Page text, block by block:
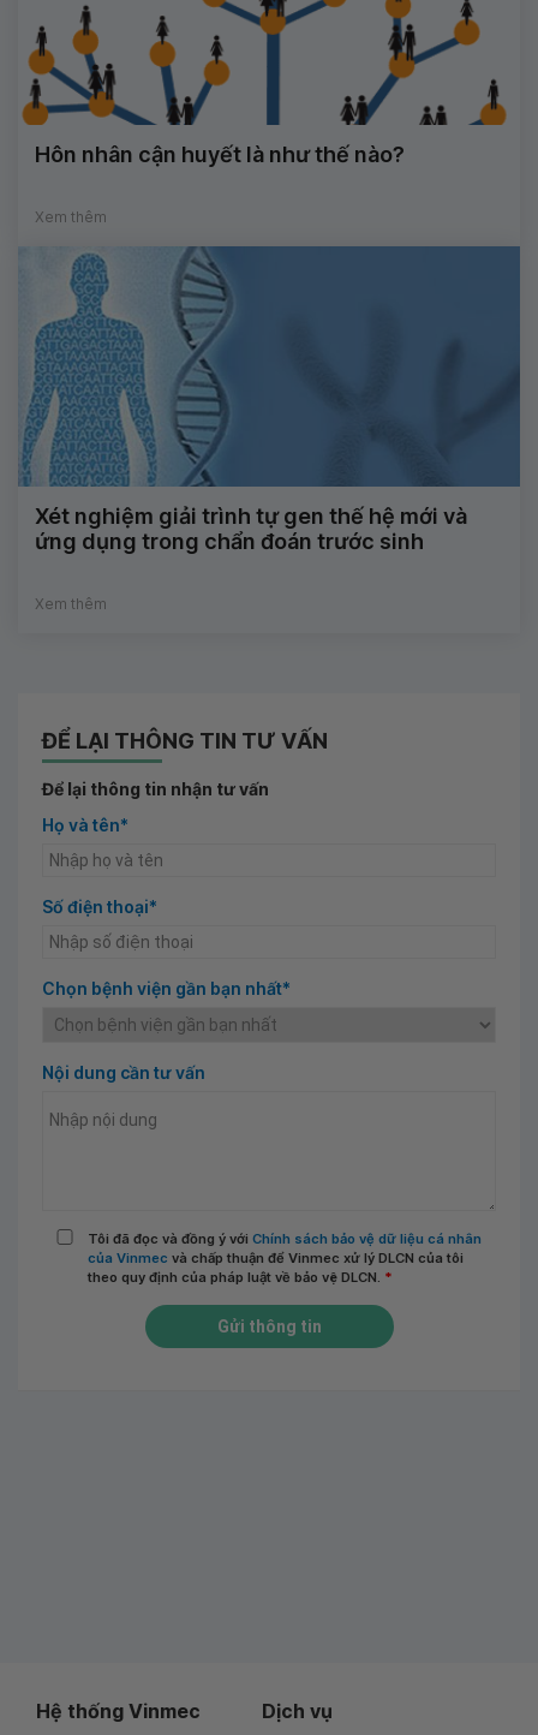
Hôn nhân cận huyết là như thế nào?
Xem thêm
Xét nghiệm giải trình tự gen thế hệ mới và
ứng dụng trong chẩn đoán trước sinh
Xem thêm
ĐỂ LẠI THÔNG TIN TƯ VẤN
Để lại thông tin nhận tư vấn
Họ và tên*
Số điện thoại*
Chọn bệnh viện gần bạn nhất*
Nội dung cần tư vấn
Tôi đã đọc và đồng ý với Chính sách bảo vệ dữ liệu cá nhân
của Vinmec và chấp thuận để Vinmec xử lý DLCN của tôi
theo quy định của pháp luật về bảo vệ DLCN. *
Gửi thông tin
Hệ thống Vinmec Dịch vụ